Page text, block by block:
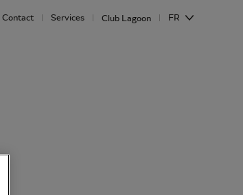
Contact Services Club Lagoon FR